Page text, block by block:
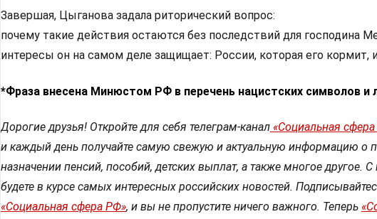
Завершая, Цыганова задала риторический вопрос:
почему такие действия остаются без последствий для господина
интересы он на самом деле защищает: России, которая его кормит,
*Фраза внесена Минюстом РФ в перечень нацистских символов и
Дорогие друзья! Откройте для себя телеграм-канал «Социальная
и каждый день получайте самую свежую и актуальную информацию о
назначении пенсий, пособий, детских выплат, а также многое другое.
будете в курсе самых интересных российских новостей.
«Социальная сфера РФ», и вы не пропустите ничего важного. Теперь